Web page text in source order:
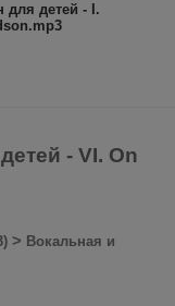
для детей - I.
- VI. On
> Вокальная и